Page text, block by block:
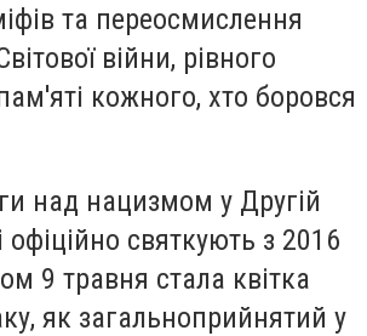
та переосмислення
війни, рівного
кожного, хто боровся
над нацизмом у Другій
офіційно святкують з 2016
9 травня стала квітка
як загальноприйнятий у